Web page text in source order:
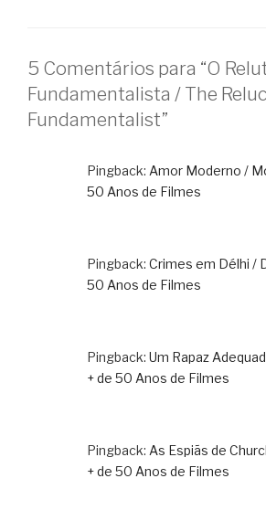
5 Comentários para “O
Fundamentalista / The
Fundamentalist”
Pingback: Amor Moderno /
50 Anos de Filmes
Pingback: Crimes em Délhi /
50 Anos de Filmes
Pingback: Um Rapaz
+ de 50 Anos de Filmes
Pingback: As Espiãs de
+ de 50 Anos de Filmes